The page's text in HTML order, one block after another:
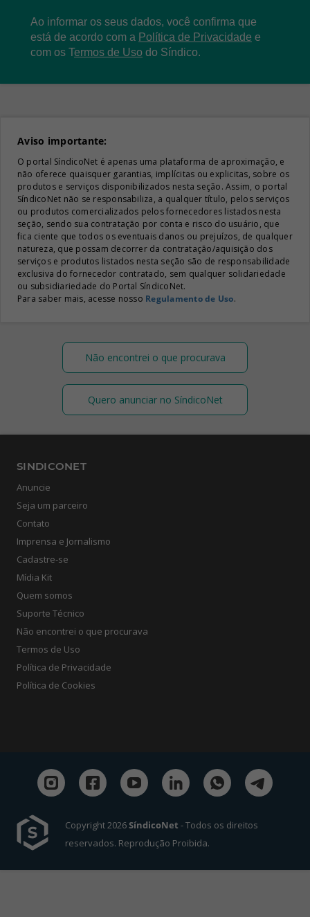
Ao informar os seus dados, você confirma que
está de acordo com a Política de Privacidade e
com os Termos de Uso do Síndico.
Aviso importante:
O portal SíndicoNet é apenas uma plataforma de aproximação, e
não oferece quaisquer garantias, implícitas ou explicitas, sobre os
produtos e serviços disponibilizados nesta seção. Assim, o portal
SíndicoNet não se responsabiliza, a qualquer título, pelos serviços
ou produtos comercializados pelos fornecedores listados nesta
seção, sendo sua contratação por conta e risco do usuário, que
fica ciente que todos os eventuais danos ou prejuízos, de qualquer
natureza, que possam decorrer da contratação/aquisição dos
serviços e produtos listados nesta seção são de responsabilidade
exclusiva do fornecedor contratado, sem qualquer solidariedade
ou subsidiariedade do Portal SíndicoNet.
Para saber mais, acesse nosso Regulamento de Uso.
Não encontrei o que procurava
Quero anunciar no SíndicoNet
SINDICONET
Anuncie
Seja um parceiro
Contato
Imprensa e Jornalismo
Cadastre-se
Mídia Kit
Quem somos
Suporte Técnico
Não encontrei o que procurava
Termos de Uso
Política de Privacidade
Política de Cookies
Copyright 2026SíndicoNet - Todos os direitos
reservados. Reprodução Proibida.